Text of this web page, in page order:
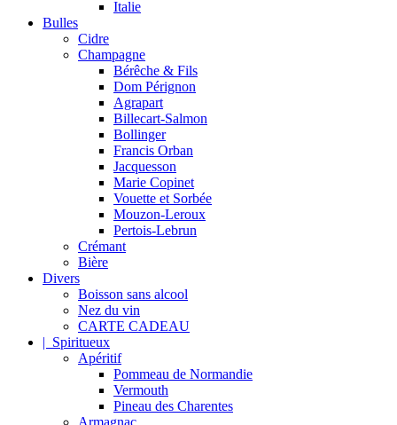
Italie
Bulles
Cidre
Champagne
Bérêche & Fils
Dom Pérignon
Agrapart
Billecart-Salmon
Bollinger
Francis Orban
Jacquesson
Marie Copinet
Vouette et Sorbée
Mouzon-Leroux
Pertois-Lebrun
Crémant
Bière
Divers
Boisson sans alcool
Nez du vin
CARTE CADEAU
| Spiritueux
Apéritif
Pommeau de Normandie
Vermouth
Pineau des Charentes
Armagnac